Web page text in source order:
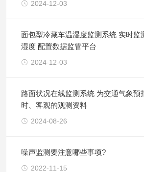
2024-12-03
面包型冷藏车温湿度监测系统 实时监
湿度 配置数据监管平台
2024-12-03
路面状况在线监测系统 为交通气象预
时、客观的观测资料
2024-08-26
噪声监测要注意哪些事项?
2022-11-15